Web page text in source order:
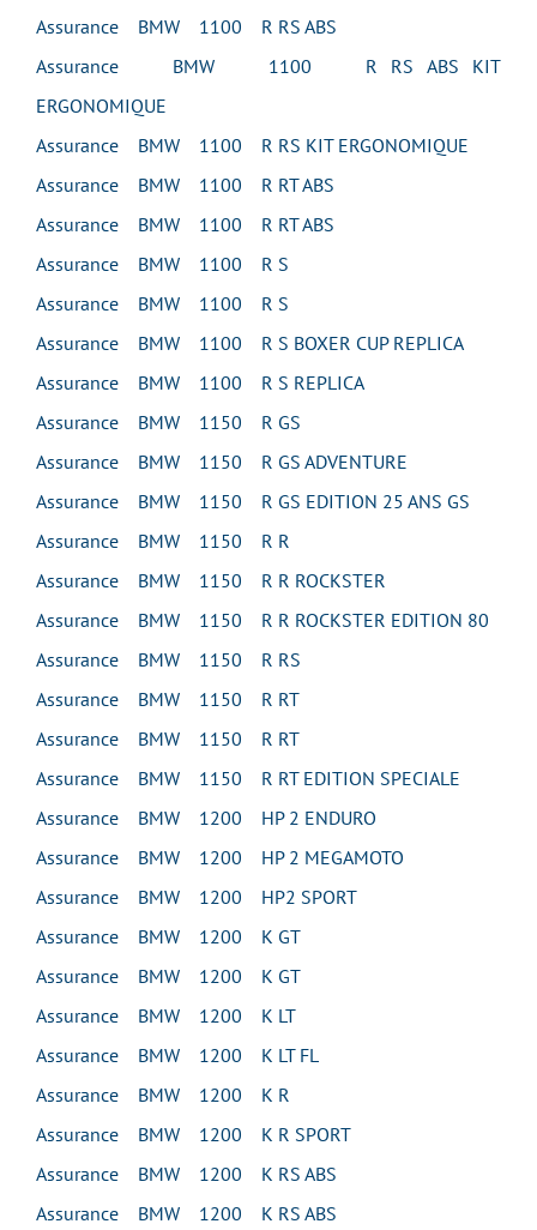
Assurance BMW 1100 R RS ABS
Assurance BMW 1100 R RS ABS KIT
ERGONOMIQUE
Assurance BMW 1100 R RS KIT ERGONOMIQUE
Assurance BMW 1100 R RT ABS
Assurance BMW 1100 R RT ABS
Assurance BMW 1100 R S
Assurance BMW 1100 R S
Assurance BMW 1100 R S BOXER CUP REPLICA
Assurance BMW 1100 R S REPLICA
Assurance BMW 1150 R GS
Assurance BMW 1150 R GS ADVENTURE
Assurance BMW 1150 R GS EDITION 25 ANS GS
Assurance BMW 1150 R R
Assurance BMW 1150 R R ROCKSTER
Assurance BMW 1150 R R ROCKSTER EDITION 80
Assurance BMW 1150 R RS
Assurance BMW 1150 R RT
Assurance BMW 1150 R RT
Assurance BMW 1150 R RT EDITION SPECIALE
Assurance BMW 1200 HP 2 ENDURO
Assurance BMW 1200 HP 2 MEGAMOTO
Assurance BMW 1200 HP2 SPORT
Assurance BMW 1200 K GT
Assurance BMW 1200 K GT
Assurance BMW 1200 K LT
Assurance BMW 1200 K LT FL
Assurance BMW 1200 K R
Assurance BMW 1200 K R SPORT
Assurance BMW 1200 K RS ABS
Assurance BMW 1200 K RS ABS